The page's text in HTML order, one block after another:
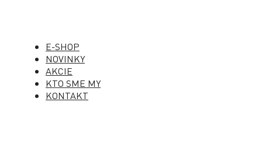
E-SHOP
NOVINKY
AKCIE
KTO SME MY
KONTAKT